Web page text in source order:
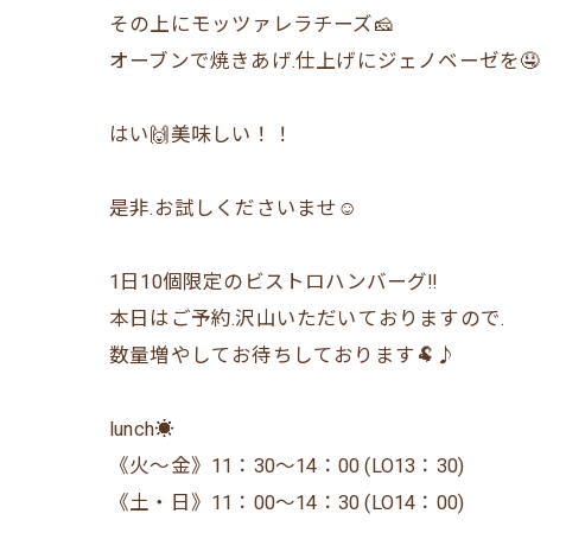
その上にモッツァレラチーズ🧀
オーブンで焼きあげ.仕上げにジェノベーゼを🤤
はい🙌美味しい！！
是非.お試しくださいませ☺️
1日10個限定のビストロハンバーグ‼️
本日はご予約.沢山いただいておりますので.
数量増やしてお待ちしております🐏♪
lunch☀️
《火〜金》11：30〜14：00 (LO13：30)
《土・日》11：00〜14：30 (LO14：00)